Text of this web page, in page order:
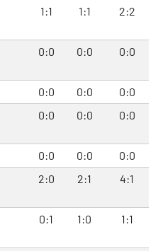
1:1 1:1 2:2
0:0 0:0 0:0
0:0 0:0
0:0
0:0 0:0 0:0
0:0 0:0
0:0
2:0 2:1 4:1
0:1 1:0 1:1